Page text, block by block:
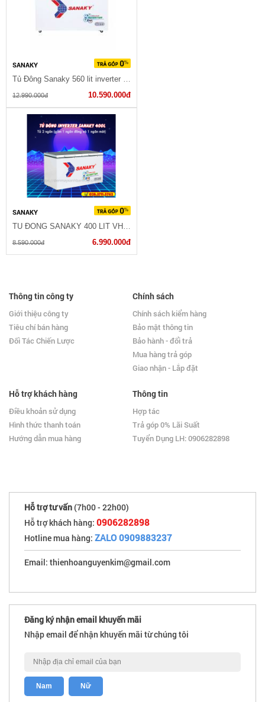
SANAKY
Tủ Đông Sanaky 560 lit inverter VH-5699HY3
12.990.000đ 10.590.000đ
SANAKY
TỦ ĐÔNG SANAKY 400 LIT VH-4099W1
8.590.000đ 6.990.000đ
Thông tin công ty
Giới thiệu công ty
Tiêu chí bán hàng
Đối Tác Chiến Lược
Chính sách
Chính sách kiểm hàng
Bảo mật thông tin
Bảo hành - đổi trả
Mua hàng trả góp
Giao nhận - Lắp đặt
Hỗ trợ khách hàng
Điều khoản sử dụng
Hình thức thanh toán
Hướng dẫn mua hàng
Thông tin
Hợp tác
Trả góp 0% Lãi Suất
Tuyển Dụng LH: 0906282898
Hỗ trợ tư vấn (7h00 - 22h00)
Hỗ trợ khách hàng: 0906282898
Hotline mua hàng: ZALO 0909883237
Email: thienhoanguyenkim@gmail.com
Đăng ký nhận email khuyến mãi
Nhập email để nhận khuyến mãi từ chúng tôi